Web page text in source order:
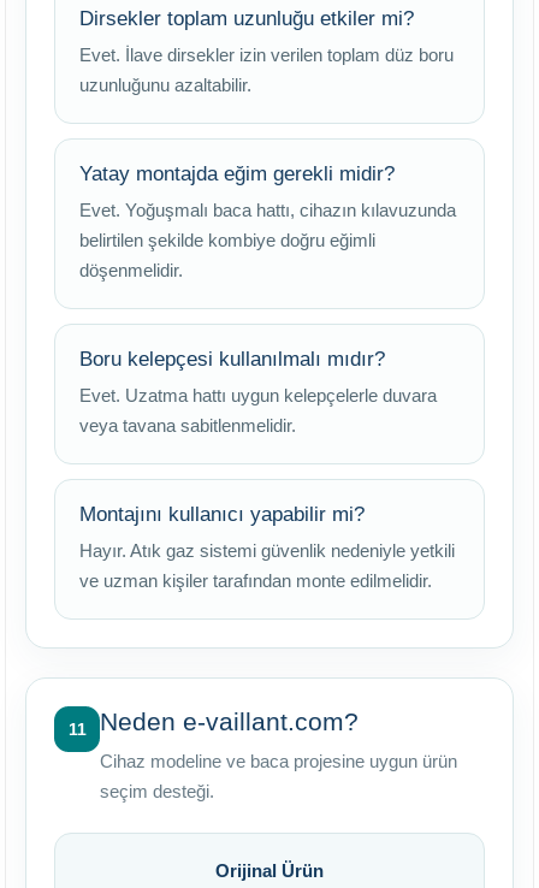
Dirsekler toplam uzunluğu etkiler mi?
Evet. İlave dirsekler izin verilen toplam düz boru
uzunluğunu azaltabilir.
Yatay montajda eğim gerekli midir?
Evet. Yoğuşmalı baca hattı, cihazın kılavuzunda
belirtilen şekilde kombiye doğru eğimli
döşenmelidir.
Boru kelepçesi kullanılmalı mıdır?
Evet. Uzatma hattı uygun kelepçelerle duvara
veya tavana sabitlenmelidir.
Montajını kullanıcı yapabilir mi?
Hayır. Atık gaz sistemi güvenlik nedeniyle yetkili
ve uzman kişiler tarafından monte edilmelidir.
11 Neden e-vaillant.com?
Cihaz modeline ve baca projesine uygun ürün
seçim desteği.
Orijinal Ürün